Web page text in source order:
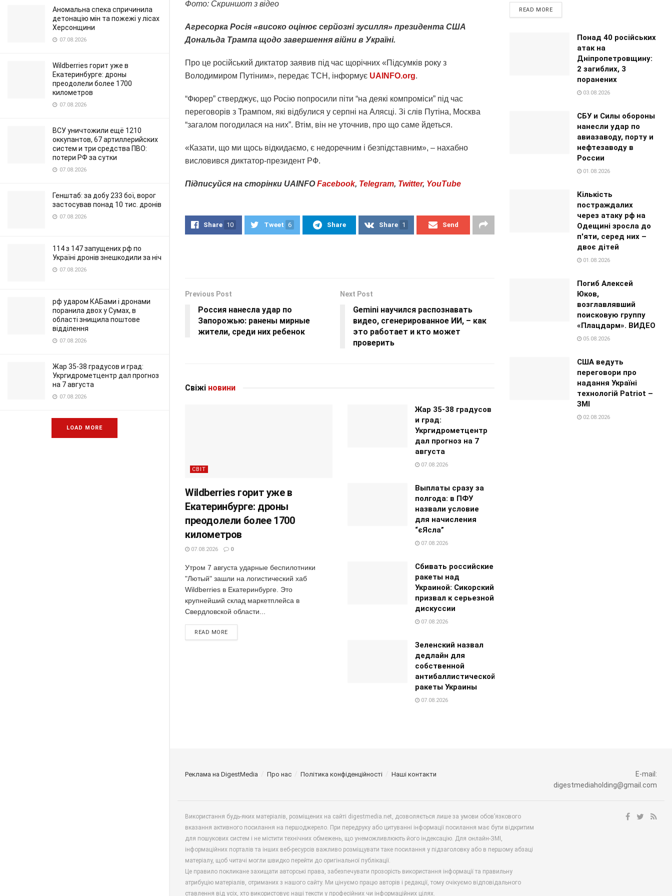
Аномальна спека спричинила
детонацію мін та пожежі у лісах
Херсонщини
07.08.2026
Wildberries горит уже в
Екатеринбурге: дроны
преодолели более 1700
километров
07.08.2026
ВСУ уничтожили ещё 1210
оккупантов, 67 артиллерийских
систем и три средства ПВО:
потери РФ за сутки
07.08.2026
Генштаб: за добу 233 бої, ворог
застосував понад 10 тис. дронів
07.08.2026
114 з 147 запущених рф по
Україні дронів знешкодили за ніч
07.08.2026
рф ударом КАБами і дронами
поранила двох у Сумах, в
області знищила поштове
відділення
07.08.2026
Жар 35-38 градусов и град:
Укргидрометцентр дал прогноз
на 7 августа
07.08.2026
LOAD MORE
Фото: Скриншот з відео
Агресорка Росія «високо оцінює серйозні зусилля» президента США
Дональда Трампа щодо завершення війни в Україні.
Про це російський диктатор заявив під час щорічних «Підсумків року з
Володимиром Путіним», передає ТСН, інформує UAINFO.org.
“Фюрер” стверджує, що Росію попросили піти “на деякі компроміси” під час
переговорів з Трампом, які відбулися у серпні на Алясці. Зі слів Путіна, Москва
“загалом погодилася на них”. Втім, він не уточнив, про що саме йдеться.
«Казати, що ми щось відкидаємо, є недоречним і безпідставним», – нахабно
висловився диктатор-президент РФ.
Підписуйся на сторінки UAINFOFacebook, Telegram, Twitter, YouTube
Share 10 Tweet 6 Share Share 1 Send
Previous Post
Россия нанесла удар по
Запорожью: ранены мирные
жители, среди них ребенок
Next Post
Gemini научился распознавать
видео, сгенерированное ИИ, – как
это работает и кто может
проверить
Свіжі новини
СВІТ
Wildberries горит уже в
Екатеринбурге: дроны
преодолели более 1700
километров
07.08.2026 0
Утром 7 августа ударные беспилотники
"Лютый" зашли на логистический хаб
Wildberries в Екатеринбурге. Это
крупнейший склад маркетплейса в
Свердловской области...
READ MORE
Жар 35-38 градусов
и град:
Укргидрометцентр
дал прогноз на 7
августа
07.08.2026
Выплаты сразу за
полгода: в ПФУ
назвали условие
для начисления
“єЯсла”
07.08.2026
Сбивать российские
ракеты над
Украиной: Сикорский
призвал к серьезной
дискуссии
07.08.2026
Зеленский назвал
дедлайн для
собственной
антибаллистической
ракеты Украины
07.08.2026
READ MORE
Понад 40 російських
атак на
Дніпропетровщину:
2 загиблих, 3
поранених
03.08.2026
СБУ и Силы обороны
нанесли удар по
авиазаводу, порту и
нефтезаводу в
России
01.08.2026
Кількість
постраждалих
через атаку рф на
Одещині зросла до
п'яти, серед них –
двоє дітей
01.08.2026
Погиб Алексей
Юков,
возглавлявший
поисковую группу
«Плацдарм». ВИДЕО
05.08.2026
США ведуть
переговори про
надання Україні
технологій Patriot –
ЗМІ
02.08.2026
Реклама на DigestMedia Про нас Політика конфіденційності Наші контакти
E-mail:
digestmediaholding@gmail.com
Використання будь-яких матеріалів, розміщених на сайті digestmedia.net, дозволяється лише за умови обов’язкового
вказання активного посилання на першоджерело. При передруку або цитуванні інформації посилання має бути відкритим
для пошукових систем і не містити технічних обмежень, що унеможливлюють його індексацію. Для онлайн-ЗМІ,
інформаційних порталів та інших веб-ресурсів важливо розміщувати таке посилання у підзаголовку або в першому абзаці
матеріалу, щоб читачі могли швидко перейти до оригінальної публікації.
Це правило покликане захищати авторські права, забезпечувати прозорість використання інформації та правильну
атрибуцію матеріалів, отриманих з нашого сайту. Ми цінуємо працю авторів і редакції, тому очікуємо відповідального
ставлення від усіх, хто використовує наші тексти у професійних чи інформаційних цілях.